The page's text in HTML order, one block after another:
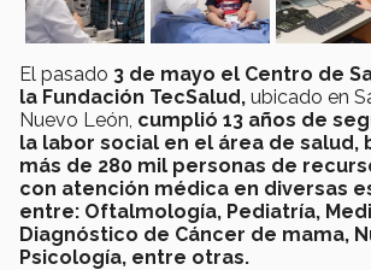
El pasado 3 de mayo el Centro de
la Fundación TecSalud, ubicado en
Nuevo León, cumplió 13 años de
la labor social en el área de salud,
más de 280 mil personas de
con atención médica en diversas
entre: Oftalmología, Pediatría,
Diagnóstico de Cáncer de mama,
Psicología, entre otras.